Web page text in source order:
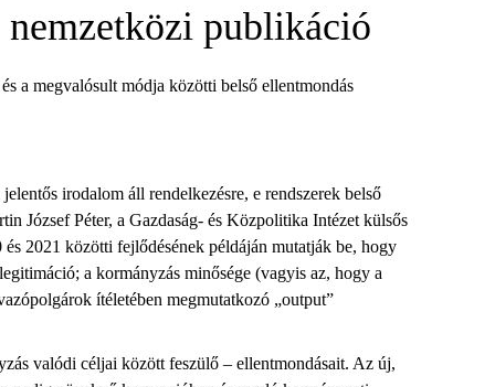
publikáció
a megvalósult módja közötti belső ellentmondás
irodalom áll rendelkezésre, e rendszerek belső
József Péter, a Gazdaság- és Közpolitika Intézet külsős
2021 közötti fejlődésének példáján mutatják be, hogy
a kormányzás minősége (vagyis az, hogy a
ítéletében megmutatkozó „output”
valódi céljai között feszülő – ellentmondásait. Az új,